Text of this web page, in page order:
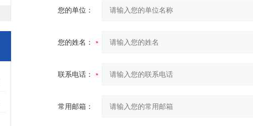
您的单位：
您的姓名：
联系电话：
常用邮箱：